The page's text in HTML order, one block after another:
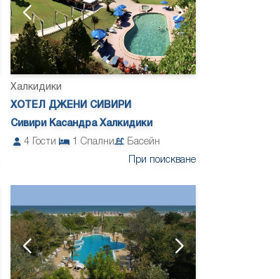
Халкидики
ХОТЕЛ ДЖЕНИ СИВИРИ
Сивири Касандра Халкидики
4
Гости 1 Спални
Басейн
При поискване